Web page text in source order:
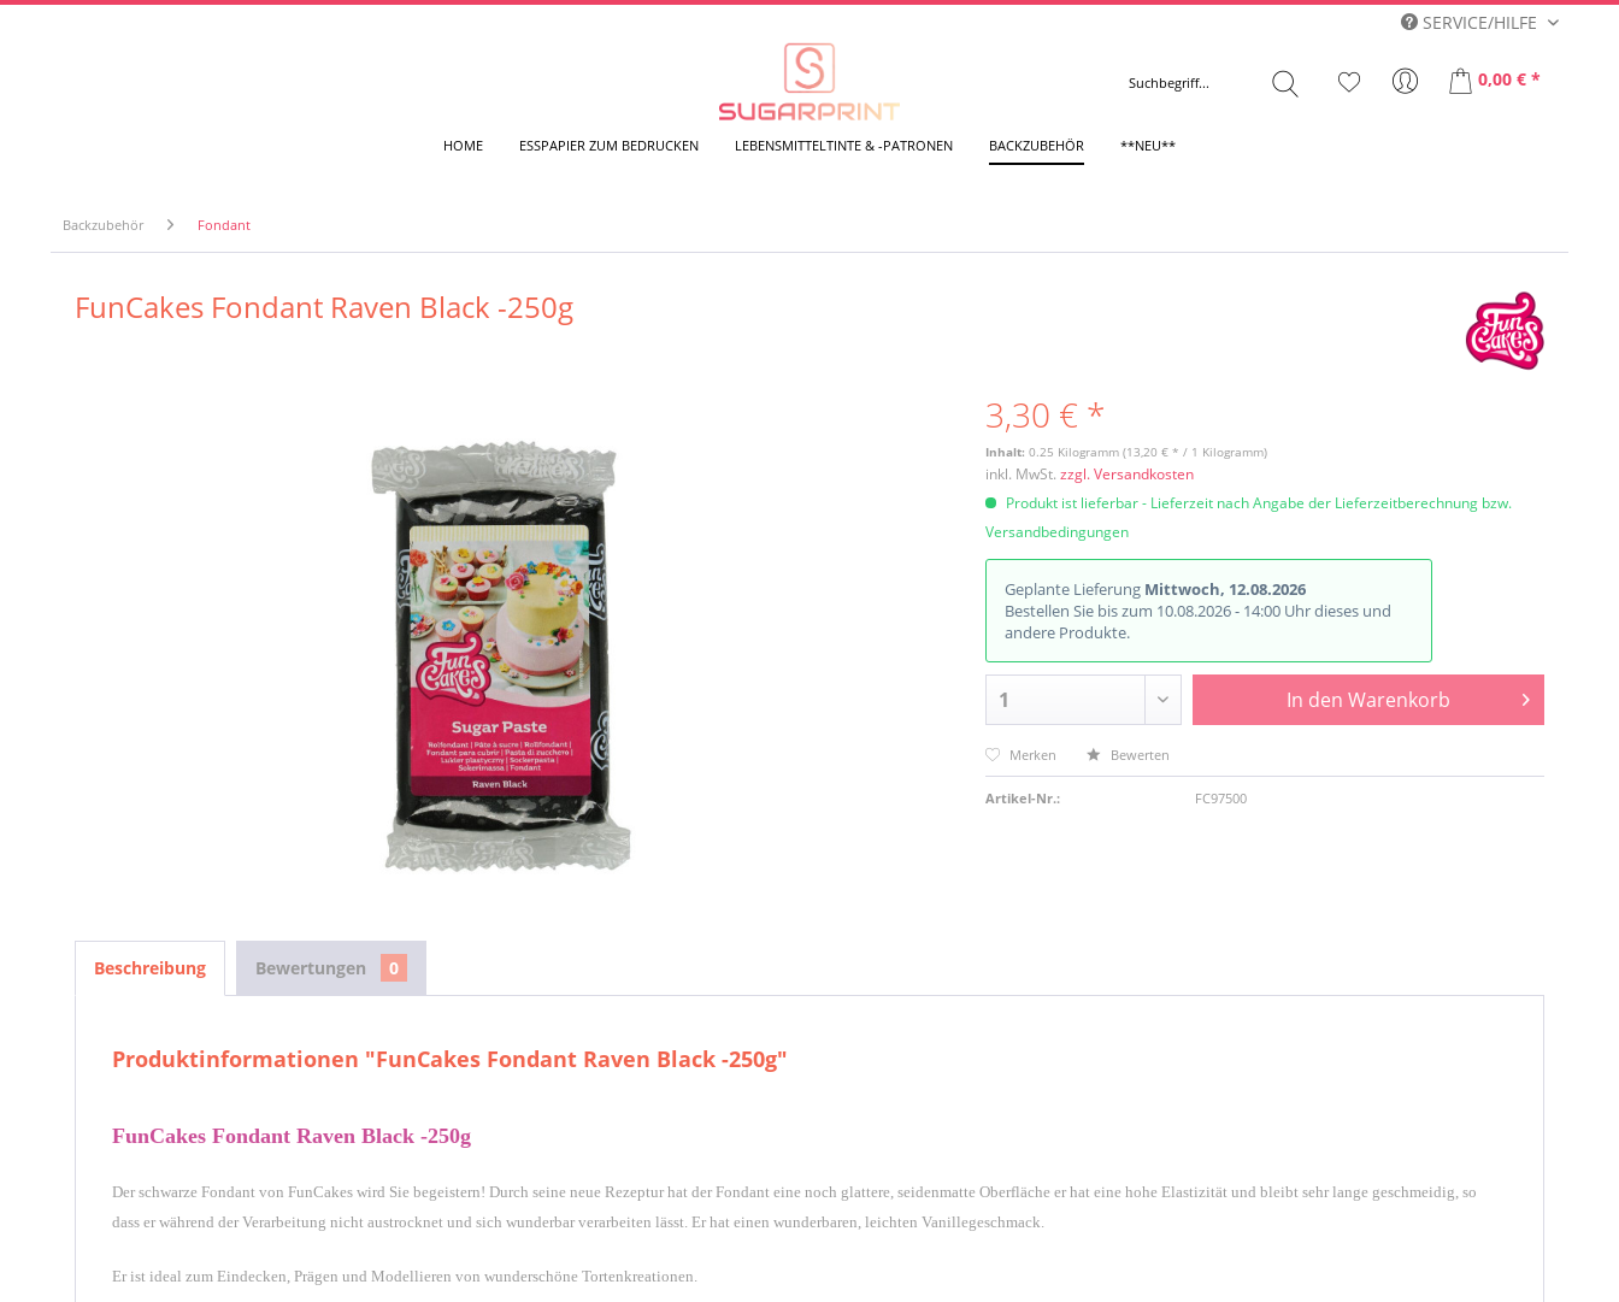
SERVICE/HILFE
0,00 € *
HOME ESSPAPIER ZUM BEDRUCKEN LEBENSMITTELTINTE & -PATRONEN BACKZUBEHÖR **NEU**
Backzubehör Fondant
FunCakes Fondant Raven Black -250g
3,30 € *
Inhalt:0.25 Kilogramm (13,20 € * / 1 Kilogramm)
inkl. MwSt.zzgl. Versandkosten
Produkt ist lieferbar - Lieferzeit nach Angabe der Lieferzeitberechnung bzw.
Versandbedingungen
Geplante Lieferung Mittwoch, 12.08.2026
Bestellen Sie bis zum 10.08.2026 - 14:00 Uhr dieses und
andere Produkte.
In den Warenkorb
Merken Bewerten
Artikel-Nr.: FC97500
Beschreibung Bewertungen 0
Produktinformationen "FunCakes Fondant Raven Black -250g"
FunCakes Fondant Raven Black -250g
Der schwarze Fondant von FunCakes wird Sie begeistern! Durch seine neue Rezeptur hat der Fondant eine noch glattere, seidenmatte Oberfläche er hat eine hohe Elastizität und bleibt sehr lange geschmeidig, so
dass er während der Verarbeitung nicht austrocknet und sich wunderbar verarbeiten lässt. Er hat einen wunderbaren, leichten Vanillegeschmack.
Er ist ideal zum Eindecken, Prägen und Modellieren von wunderschöne Tortenkreationen.